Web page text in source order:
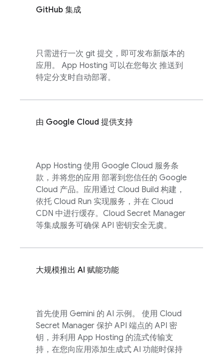
GitHub 集成
只需进行一次 git 提交，即可发布新版本的
应用。 App Hosting 可以在您每次 推送到
特定分支时自动部署。
由 Google Cloud 提供支持
App Hosting 使用 Google Cloud 服务条
款，并将您的应用 部署到您信任的 Google
Cloud 产品。应用通过 Cloud Build 构建，
依托 Cloud Run 实现服务，并在 Cloud
CDN 中进行缓存。Cloud Secret Manager
等集成服务可确保 API 密钥安全无虞。
大规模推出 AI 赋能功能
首先使用 Gemini 的 AI 示例。 使用 Cloud
Secret Manager 保护 API 端点的 API 密
钥，并利用 App Hosting 的流式传输支
持，在您向应用添加生成式 AI 功能时保持